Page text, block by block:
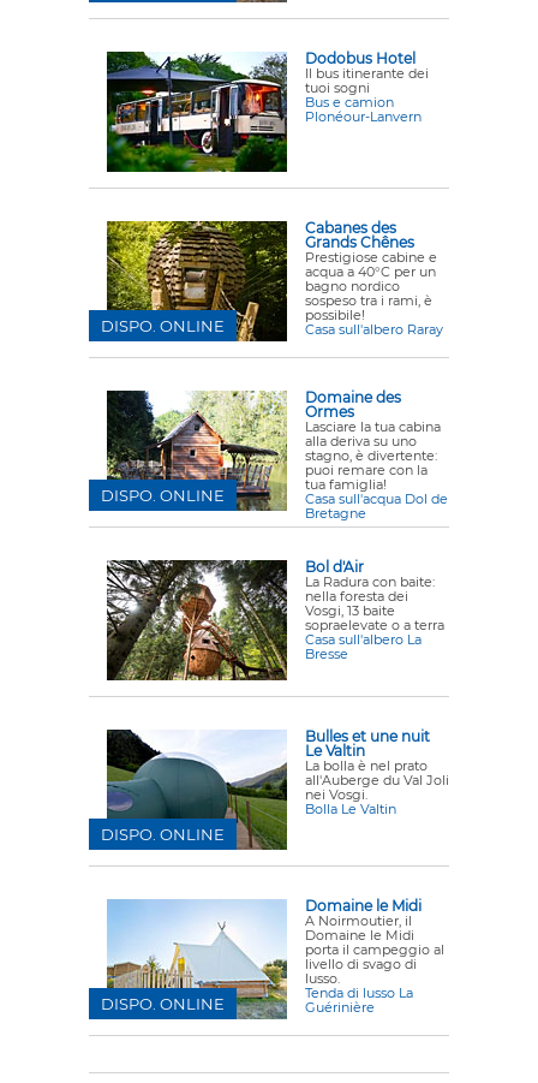
Dodobus Hotel
Il bus itinerante dei
tuoi sogni
Bus e camion
Plonéour-Lanvern
Cabanes des
Grands Chênes
Prestigiose cabine e
acqua a 40°C per un
bagno nordico
sospeso tra i rami, è
possibile!
Casa sull'albero Raray
DISPO. ONLINE
Domaine des
Ormes
Lasciare la tua cabina
alla deriva su uno
stagno, è divertente:
puoi remare con la
tua famiglia!
Casa sull'acqua Dol de
Bretagne
DISPO. ONLINE
Bol d'Air
La Radura con baite:
nella foresta dei
Vosgi, 13 baite
sopraelevate o a terra
Casa sull'albero La
Bresse
Bulles et une nuit
Le Valtin
La bolla è nel prato
all'Auberge du Val Joli
nei Vosgi.
Bolla Le Valtin
DISPO. ONLINE
Domaine le Midi
A Noirmoutier, il
Domaine le Midi
porta il campeggio al
livello di svago di
lusso.
Tenda di lusso La
Guérinière
DISPO. ONLINE